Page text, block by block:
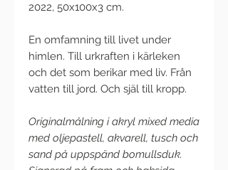
2022, 50x100x3 cm.
En omfamning till livet under
himlen. Till urkraften i kärleken
och det som berikar med liv. Från
vatten till jord. Och själ till kropp.
Originalmålning i akryl mixed media
med oljepastell, akvarell, tusch och
sand på uppspänd bomullsduk.